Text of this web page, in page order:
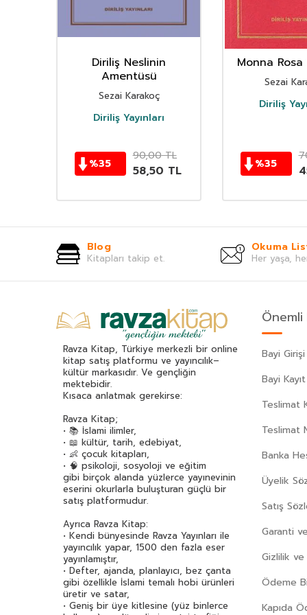
Diriliş Neslinin
Amentüsü
Sezai Karakoç
Diriliş Yayınları
%35
90,00TL
58,50 TL
Monna
Sezai
Diriliş
%35
Blog
Kitapları takip et.
Okuma
Her yaşa,
Ravza Kitap, Türkiye merkezli bir online
kitap satış platformu ve yayıncılık–
kültür markasıdır. Ve gençliğin
mektebidir.
Kısaca anlatmak gerekirse:
Ravza Kitap;
• 📚 İslami ilimler,
• 📖 kültür, tarih, edebiyat,
• 👶 çocuk kitapları,
• 🧠 psikoloji, sosyoloji ve eğitim
gibi birçok alanda yüzlerce yayınevinin
eserini okurlarla buluşturan güçlü bir
satış platformudur.
Ayrıca Ravza Kitap:
• Kendi bünyesinde Ravza Yayınları ile
yayıncılık yapar, 1500 den fazla eser
yayınlamıştır,
• Defter, ajanda, planlayıcı, bez çanta
gibi özellikle İslami temalı hobi ürünleri
üretir ve satar,
• Geniş bir üye kitlesine (yüz binlerce
Bayi Girişi
Bayi Kayıt
Teslimat
Teslimat
Banka
Üyelik
Satış
Garanti
Gizlilik
Ödeme
Kapıda